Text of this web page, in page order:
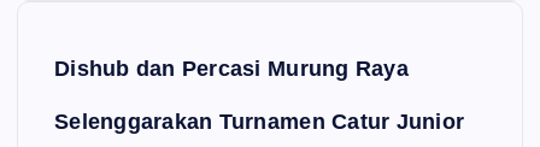
Dishub dan Percasi Murung Raya
Selenggarakan Turnamen Catur Junior